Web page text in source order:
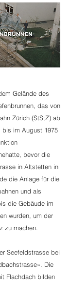
Gelände des
das von
Zürich(StStZ) ab
bis im August 1975
bevor die
in Altstettenin
die Anlage für die
und als
die Gebäude im
wurden, um der
zu machen.
Seefeldstrasse bei
Die
Flachdachbilden